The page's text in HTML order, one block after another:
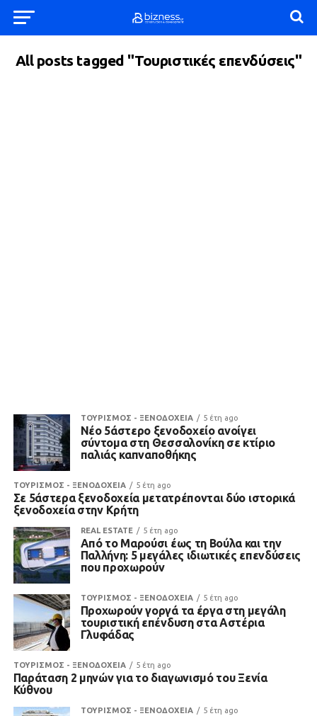
All posts tagged "Τουριστικές επενδύσεις"
ΤΟΥΡΙΣΜΟΣ - ΞΕΝΟΔΟΧΕΙΑ 5 έτη ago
Νέο 5άστερο ξενοδοχείο ανοίγει
σύντομα στη Θεσσαλονίκη σε κτίριο
παλιάς καπναποθήκης
ΤΟΥΡΙΣΜΟΣ - ΞΕΝΟΔΟΧΕΙΑ 5 έτη ago
Σε 5άστερα ξενοδοχεία μετατρέπονται δύο ιστορικά
ξενοδοχεία στην Κρήτη
REAL ESTATE 5 έτη ago
Από το Μαρούσι έως τη Βούλα και την
Παλλήνη: 5 μεγάλες ιδιωτικές επενδύσεις
που προχωρούν
ΤΟΥΡΙΣΜΟΣ - ΞΕΝΟΔΟΧΕΙΑ 5 έτη ago
Προχωρούν γοργά τα έργα στη μεγάλη
τουριστική επένδυση στα Αστέρια
Γλυφάδας
ΤΟΥΡΙΣΜΟΣ - ΞΕΝΟΔΟΧΕΙΑ 5 έτη ago
Παράταση 2 μηνών για το διαγωνισμό του Ξενία
Κύθνου
ΤΟΥΡΙΣΜΟΣ - ΞΕΝΟΔΟΧΕΙΑ 5 έτη ago